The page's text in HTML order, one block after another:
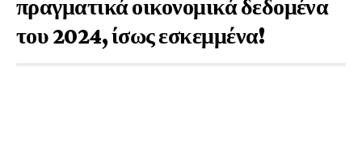
πραγματικά οικονομικά δεδομένα
του 2024, ίσως εσκεμμένα!